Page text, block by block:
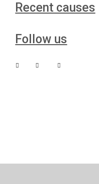
Recent causes
Follow us